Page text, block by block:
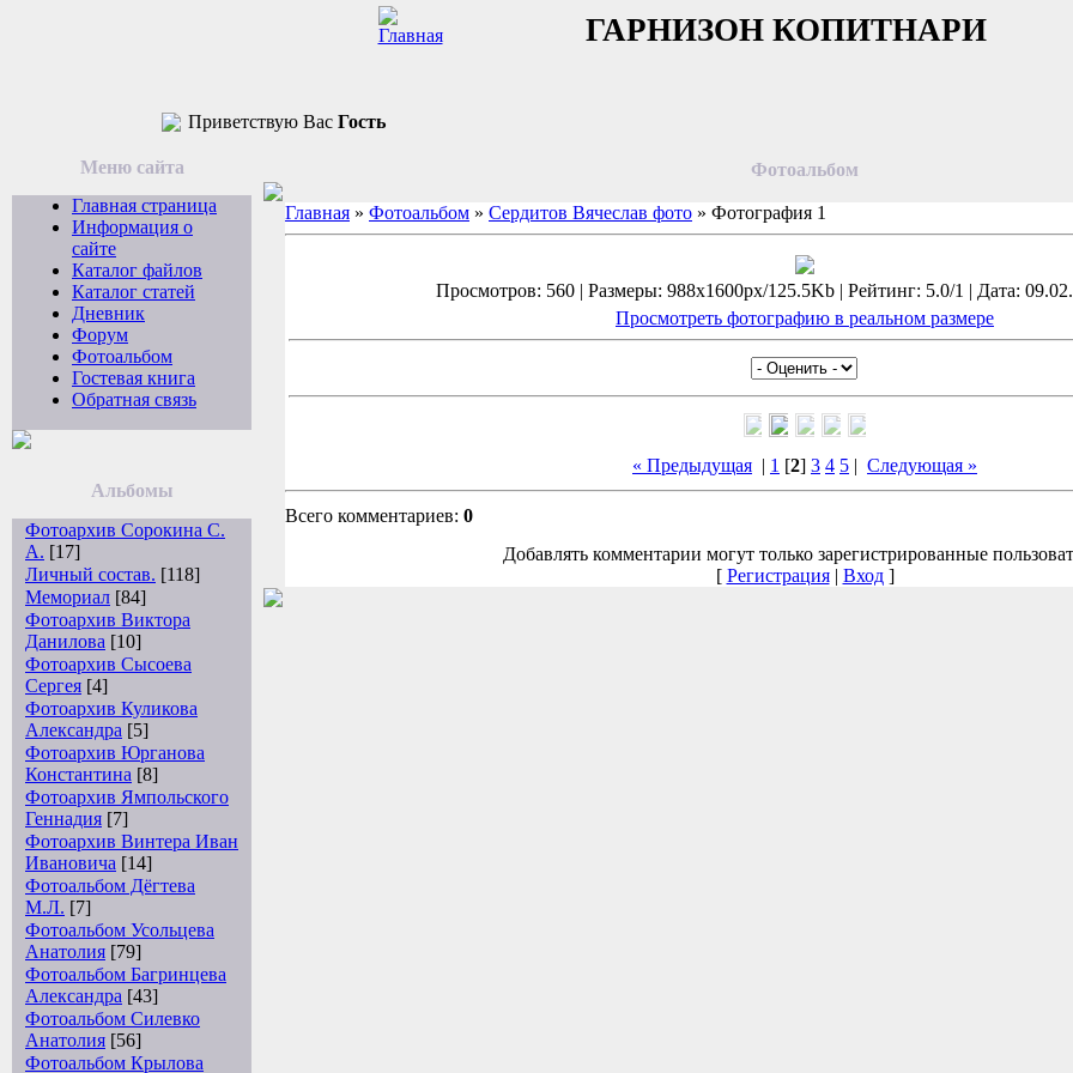
ГАРНИЗОН КОПИТНАРИ
Приветствую Вас Гость
Меню сайта
Главная страница
Информация о
сайте
Каталог файлов
Каталог статей
Дневник
Форум
Фотоальбом
Гостевая книга
Обратная связь
Альбомы
Фотоархив Сорокина С.
А. [17]
Личный состав. [118]
Мемориал [84]
Фотоархив Виктора
Данилова [10]
Фотоархив Сысоева
Сергея [4]
Фотоархив Куликова
Александра [5]
Фотоархив Юрганова
Константина [8]
Фотоархив Ямпольского
Геннадия [7]
Фотоархив Винтера Иван
Ивановича [14]
Фотоальбом Дёгтева
М.Л. [7]
Фотоальбом Усольцева
Анатолия [79]
Фотоальбом Багринцева
Александра [43]
Фотоальбом Силевко
Анатолия [56]
Фотоальбом Крылова
Фотоальбом
Главная » Фотоальбом » Сердитов Вячеслав фото » Фотография 1
Просмотров: 560 | Размеры: 988x1600px/125.5Kb | Рейтинг: 5.0/1 | Дата:
Просмотреть фотографию в реальном размере
« Предыдущая | 1 [2] 3 4 5 | Следующая »
Всего комментариев: 0
Добавлять комментарии могут только зарегистрированные
[ Регистрация| Вход]